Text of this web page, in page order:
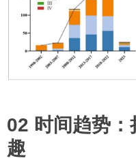
02 时间趋势
趣